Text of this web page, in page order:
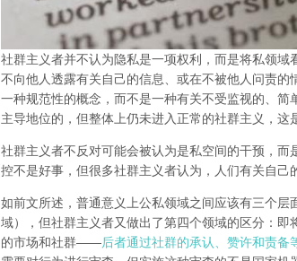
社群主义者并不认为隐私是一项权利，而是将私领
不向他人透露有关自己的信息、或在不被他人问责的
一种规范性的概念 ，而不是一种有关不受监视的、
主导地位的，但整体上仍未进入正常的社群主义，这
社群主义者不反对可能会被认为是私空间的干预，
控不是好事，但很多社群主义者认为，人们有关自己
如前文所述，普通意义上公私领域之间应该有三个
域），但社群主义者又做出了第四个领域的区分 ：
的市场和社群——后者通过社群的承认、赞许和责